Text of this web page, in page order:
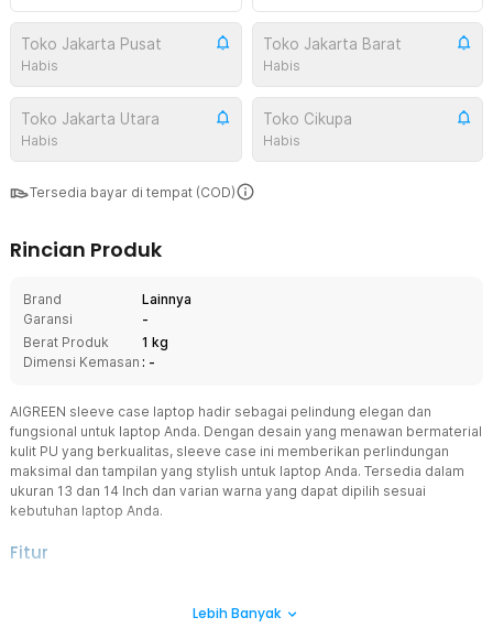
Toko Jakarta Pusat
Habis
Toko Jakarta Barat
Habis
Toko Jakarta Utara
Habis
Toko Cikupa
Habis
Tersedia bayar di tempat (COD)
Rincian Produk
Brand
Lainnya
Garansi
-
Berat Produk
1 kg
Dimensi Kemasan : -
AIGREEN sleeve case laptop hadir sebagai pelindung elegan dan
fungsional untuk laptop Anda. Dengan desain yang menawan bermaterial
kulit PU yang berkualitas, sleeve case ini memberikan perlindungan
maksimal dan tampilan yang stylish untuk laptop Anda. Tersedia dalam
ukuran 13 dan 14 Inch dan varian warna yang dapat dipilih sesuai
kebutuhan laptop Anda.
Fitur
Sleeve case ini terbuat dari kulit PU berkualitas tinggi yang
Lebih Banyak